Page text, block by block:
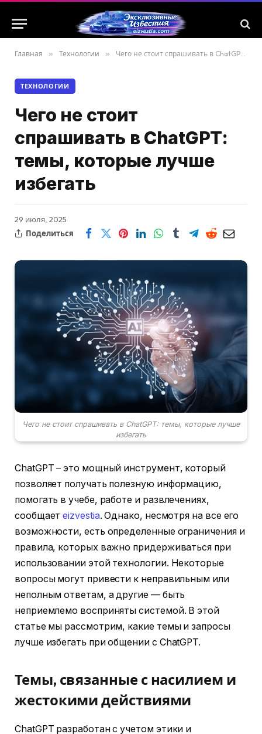
Главная » Технологии » Чего не стоит спрашивать в ChatGPT: темы, которые лучше избегать
ТЕХНОЛОГИИ
Чего не стоит
спрашивать в ChatGPT:
темы, которые лучше
избегать
29 июля, 2025
Поделиться
Чего не стоит спрашивать в ChatGPT: темы, которые лучше
избегать
ChatGPT – это мощный инструмент, который
позволяет получать полезную информацию,
помогать в учебе, работе и развлечениях,
сообщаетeizvestia. Однако, несмотря на все его
возможности, есть определенные ограничения и
правила, которых важно придерживаться при
использовании этой технологии. Некоторые
вопросы могут привести к неправильным или
неполным ответам, а другие — быть
неприемлемо восприняты системой. В этой
статье мы рассмотрим, какие темы и запросы
лучше избегать при общении с ChatGPT.
Темы, связанные с насилием и
жестокими действиями
ChatGPT разработан с учетом этики и